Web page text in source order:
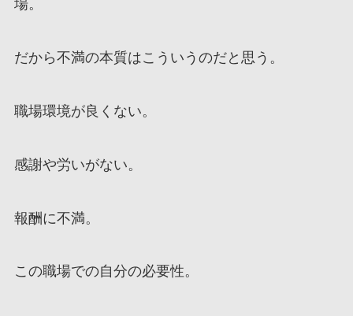
場。
だから不満の本質はこういうのだと思う。
職場環境が良くない。
感謝や労いがない。
報酬に不満。
この職場での自分の必要性。